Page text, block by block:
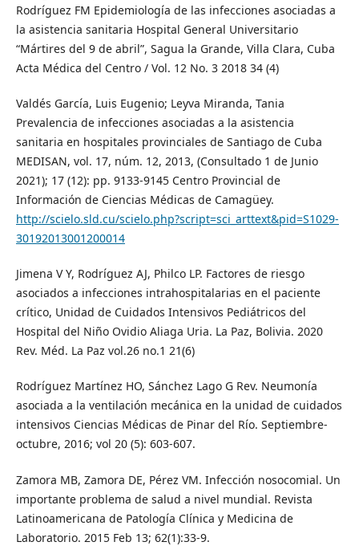
Rodríguez FM Epidemiología de las infecciones asociadas a
la asistencia sanitaria Hospital General Universitario
“Mártires del 9 de abril”, Sagua la Grande, Villa Clara, Cuba
Acta Médica del Centro / Vol. 12 No. 3 2018 34 (4)
Valdés García, Luis Eugenio; Leyva Miranda, Tania
Prevalencia de infecciones asociadas a la asistencia
sanitaria en hospitales provinciales de Santiago de Cuba
MEDISAN, vol. 17, núm. 12, 2013, (Consultado 1 de Junio
2021); 17 (12): pp. 9133-9145 Centro Provincial de
Información de Ciencias Médicas de Camagüey.
http://scielo.sld.cu/scielo.php?script=sci_arttext&pid=S1029-
30192013001200014
Jimena V Y, Rodríguez AJ, Philco LP. Factores de riesgo
asociados a infecciones intrahospitalarias en el paciente
crítico, Unidad de Cuidados Intensivos Pediátricos del
Hospital del Niño Ovidio Aliaga Uria. La Paz, Bolivia. 2020
Rev. Méd. La Paz vol.26 no.1 21(6)
Rodríguez Martínez HO, Sánchez Lago G Rev. Neumonía
asociada a la ventilación mecánica en la unidad de cuidados
intensivos Ciencias Médicas de Pinar del Río. Septiembre-
octubre, 2016; vol 20 (5): 603-607.
Zamora MB, Zamora DE, Pérez VM. Infección nosocomial. Un
importante problema de salud a nivel mundial. Revista
Latinoamericana de Patología Clínica y Medicina de
Laboratorio. 2015 Feb 13; 62(1):33-9.